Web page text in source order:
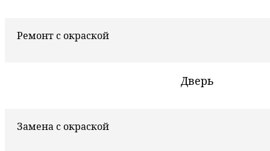
Ремонт с окраской
Дверь
Замена с окраской